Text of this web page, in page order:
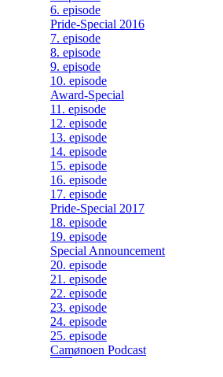
6. episode
Pride-Special 2016
7. episode
8. episode
9. episode
10. episode
Award-Special
11. episode
12. episode
13. episode
14. episode
15. episode
16. episode
17. episode
Pride-Special 2017
18. episode
19. episode
Special Announcement
20. episode
21. episode
22. episode
23. episode
24. episode
25. episode
Camønoen Podcast